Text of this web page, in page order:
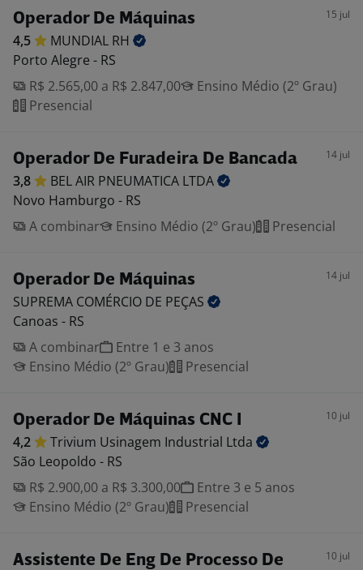
Operador De Máquinas 15 jul
4,5 MUNDIAL RH
Porto Alegre - RS
R$ 2.565,00 a R$ 2.847,00
Ensino Médio (2º Grau)
Presencial
Operador De Furadeira De Bancada 14 jul
3,8 BEL AIR PNEUMATICA LTDA
Novo Hamburgo - RS
A combinar
Ensino Médio (2º Grau) Presencial
Operador De Máquinas 14 jul
SUPREMA COMÉRCIO DE PEÇAS
Canoas - RS
A combinar
Entre 1 e 3 anos
Ensino Médio (2º Grau)
Presencial
Operador De Máquinas CNC I 10 jul
4,2 Trivium Usinagem Industrial Ltda
São Leopoldo - RS
R$ 2.900,00 a R$ 3.300,00
Entre 3 e 5 anos
Ensino Médio (2º Grau)
Presencial
Assistente De Eng De Processo De
10 jul